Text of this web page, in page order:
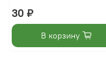
30 ₽
В корзину